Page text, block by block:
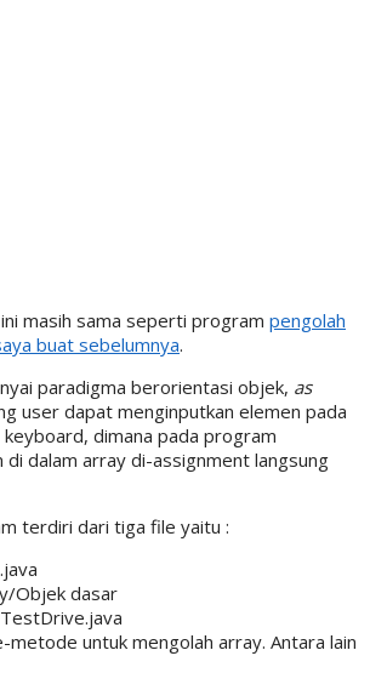
masih sama seperti program pengolah
buat sebelumnya.
paradigma berorientasi objek, as
user dapat menginputkan elemen pada
dimana pada program
di dalam array di-assignment langsung
terdiri dari tiga file yaitu :
Objek dasar
metode untuk mengolah array. Antara lain